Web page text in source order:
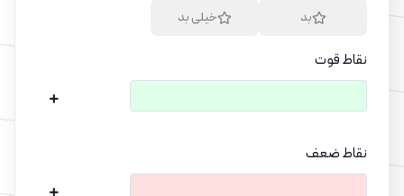
بد خیلی بد
نقاط قوت
نقاط ضعف